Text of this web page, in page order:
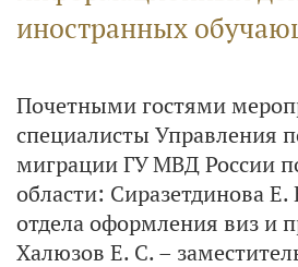
иностранных
Почетными гостями
специалисты Управления
миграции ГУ МВД России
области: Сиразетдинова
отдела оформления виз и
Халюзов Е. С. –